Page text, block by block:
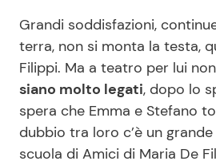
Grandi soddisfazioni,
terra, non si monta la testa,
Filippi. Ma a teatro per lui
siano molto legati, dopo lo
spera che Emma e Stefano
dubbio tra loro c’è un
scuola di Amici di Maria De